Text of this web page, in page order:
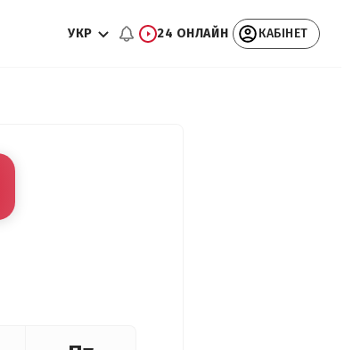
УКР 24 ОНЛАЙН КАБІНЕТ